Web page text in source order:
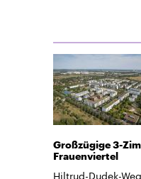
Großzügige 3-
Frauenviertel
Hiltrud-Dudek-